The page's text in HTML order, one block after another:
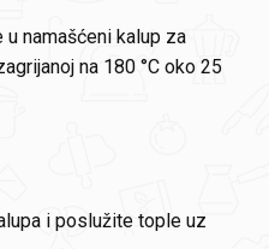
namašćeni kalup za
na 180 °C oko 25
i poslužite tople uz